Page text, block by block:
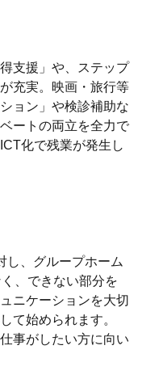
支援」や、ステップ
充実。映画・旅行等
ョン」や検診補助な
ートの両立を全力で
化で残業が発生し
し、グループホーム
、できない部分を
ニケーションを大切
て始められます。
事がしたい方に向い